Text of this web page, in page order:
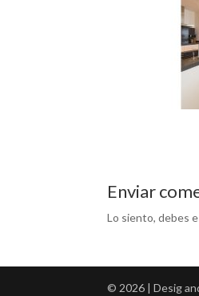
Enviar
Lo siento, debes
© 2026 | Desig